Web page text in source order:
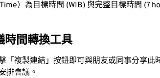
）為目標時間 (WIB) 與完整目標時間 (7
時間轉換工具
「複製連結」按鈕即可與朋友或同事分享此
排會議。